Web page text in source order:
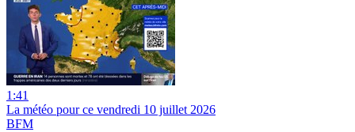
1:41
La météo pour ce vendredi 10 juillet 2026
BFM